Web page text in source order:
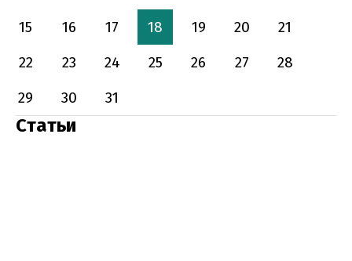
15
16 17 18 19 20
21
22
23 24 25 26 27
28
29
30 31
Статьи